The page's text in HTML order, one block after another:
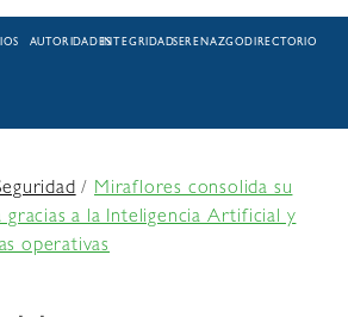
AUTORIDADESINTEGRIDADSERENAZGODIRECTORIO
/Miraflores consolida su
gracias a la Inteligencia Artificial y
operativas